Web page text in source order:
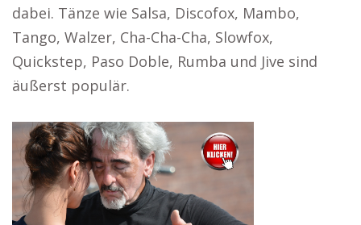
dabei. Tänze wie Salsa, Discofox, Mambo,
Tango, Walzer, Cha-Cha-Cha, Slowfox,
Quickstep, Paso Doble, Rumba und Jive sind
äußerst populär.